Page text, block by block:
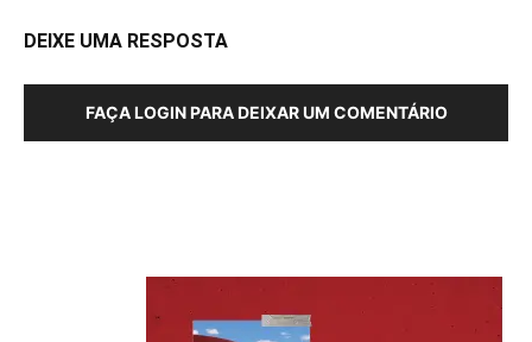
DEIXE UMA RESPOSTA
FAÇA LOGIN PARA DEIXAR UM COMENTÁRIO